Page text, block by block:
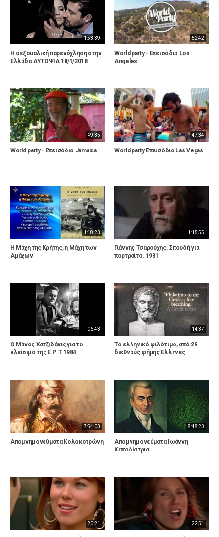
1:53:39
Η σεξουαλική παρενόχληση στην
Ελλάδα.ΑΥΤΟΨΙΑ 18/1/2018
52:42
World party - Επεισόδιο Los
Angeles
49:35
World party - Επεισόδιο Jamaica
47:34
World party Επεισόδιο Las Vegas
1:18:23
Η Μάχη της Κρήτης, η Μάχη των
Αμάχων
1:15:55
Γιάννης Τσαρούχης. Σπουδή για
πορτραίτο. 1981
06:43
Ο Μάνος Χατζιδάκις για το
κλείσιμο της Ε.Ρ.Τ 1984
14:37
Το ελληνικό φιλότιμο, από 29
διεθνούς φήμης Ελληνες
7:54:03
Απομνημονεύματα Κολοκοτρώνη
8:48:23
Απομνημονεύματα Ιωάννη
Καποδίστρια
20:21 22:51